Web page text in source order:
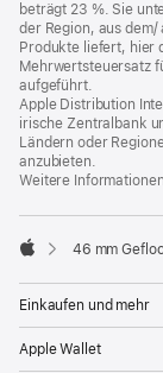
beträgt 23 %. Sie
der Region, aus
Produkte liefert, hier
Mehrwertsteuersatz
aufgeführt.
Apple Distribution
irische Zentralbank
Ländern oder
anzubieten.
Weitere
46 mm
Einkaufen und mehr
Apple Wallet